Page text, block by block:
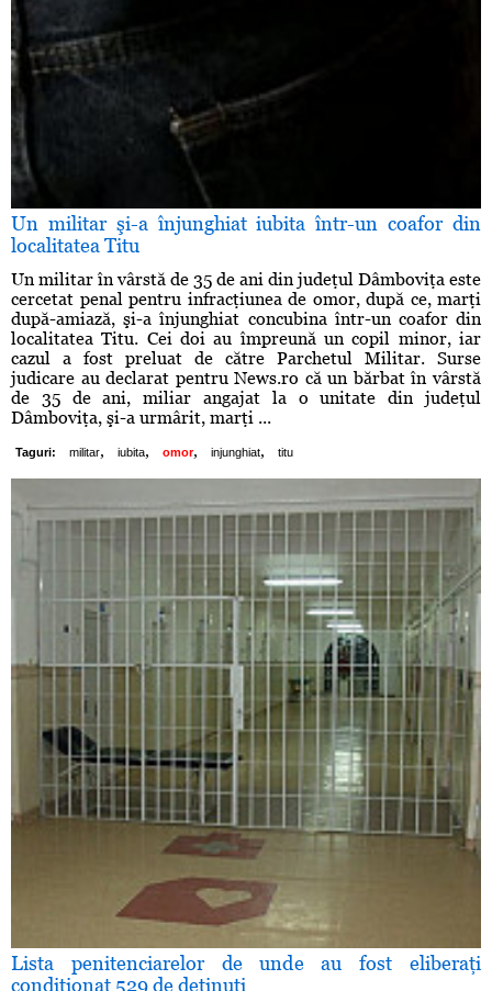
Un militar şi-a înjunghiat iubita într-un coafor din
localitatea Titu
Un militar în vârstă de 35 de ani din judeţul Dâmboviţa este
cercetat penal pentru infracţiunea de omor, după ce, marţi
după-amiază, şi-a înjunghiat concubina într-un coafor din
localitatea Titu. Cei doi au împreună un copil minor, iar
cazul a fost preluat de către Parchetul Militar. Surse
judicare au declarat pentru News.ro că un bărbat în vârstă
de 35 de ani, miliar angajat la o unitate din judeţul
Dâmboviţa, şi-a urmârit, marţi ...
Taguri: militar, iubita, omor, injunghiat, titu
Lista penitenciarelor de unde au fost eliberaţi
condiţionat 529 de detinuţi